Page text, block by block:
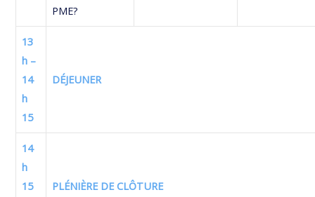
PME?
13
h –
14
h
15
DÉJEUNER
14
h
15
PLÉNIÈRE DE CLÔTURE